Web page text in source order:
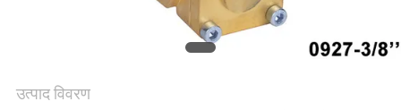
उत्पाद विवरण